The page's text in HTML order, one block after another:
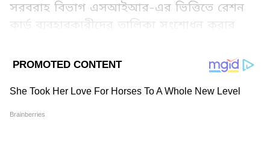
সরবরাহ বিভাগ এসআইআর-এর ভিত্তিতে রেশন
কার্ড ব্যবহারকারীদের তালিকা সংশোধন করার
Source
2